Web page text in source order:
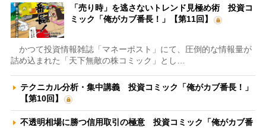
「売り時」を逃さないトレンド見極め術 投資コ
ミック「俺がカブ番長！」【第11回】
かつて投資情報雑誌「マネーポスト」にて、圧倒的な情報量が
詰め込まれた「天下無敵の株コミック」とし…
テクニカル分析・集中講義 投資コミック「俺がカブ番長！」
【第10回】
不透明相場に勝つ信用取引の極意 投資コミック「俺がカブ番